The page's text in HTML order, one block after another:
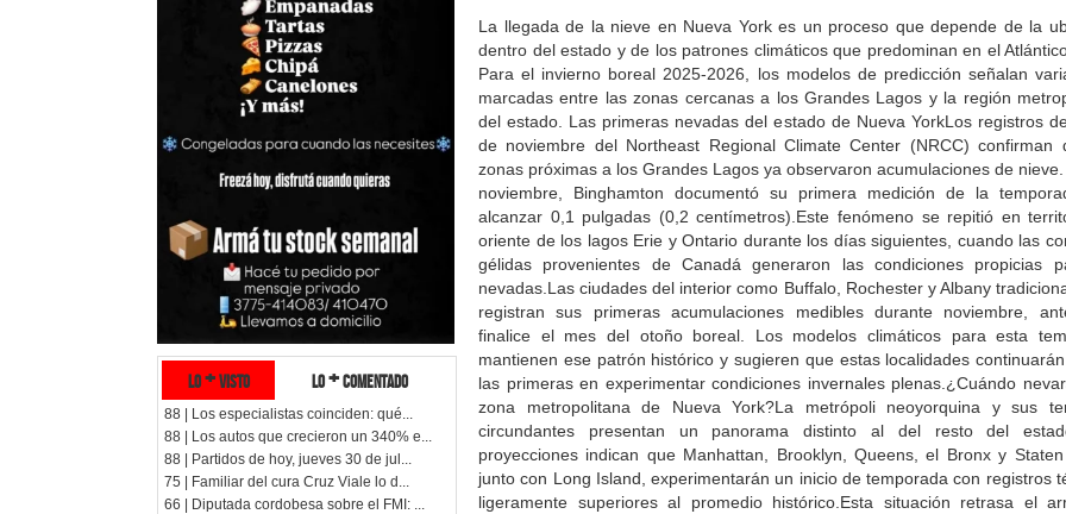
lo + visto lo + comentado
88 | Los especialistas coinciden: qué...
88 | Los autos que crecieron un 340% e...
88 | Partidos de hoy, jueves 30 de jul...
75 | Familiar del cura Cruz Viale lo d...
66 | Diputada cordobesa sobre el FMI: ...
La llegada de la nieve en Nueva York es un proceso que depende de la
dentro del estado y de los patrones climáticos que predominan en el
Para el invierno boreal 2025-2026, los modelos de predicción señalan
marcadas entre las zonas cercanas a los Grandes Lagos y la región
del estado. Las primeras nevadas del estado de Nueva YorkLos registros
de noviembre del Northeast Regional Climate Center (NRCC) confirman
zonas próximas a los Grandes Lagos ya observaron acumulaciones de
noviembre, Binghamton documentó su primera medición de la
alcanzar 0,1 pulgadas (0,2 centímetros).Este fenómeno se repitió en
oriente de los lagos Erie y Ontario durante los días siguientes, cuando las
gélidas provenientes de Canadá generaron las condiciones propicias
nevadas.Las ciudades del interior como Buffalo, Rochester y Albany
registran sus primeras acumulaciones medibles durante noviembre,
finalice el mes del otoño boreal. Los modelos climáticos para esta
mantienen ese patrón histórico y sugieren que estas localidades
las primeras en experimentar condiciones invernales plenas.¿Cuándo
zona metropolitana de Nueva York?La metrópoli neoyorquina y sus
circundantes presentan un panorama distinto al del resto del
proyecciones indican que Manhattan, Brooklyn, Queens, el Bronx y Staten
junto con Long Island, experimentarán un inicio de temporada con registros
ligeramente superiores al promedio histórico.Esta situación retrasa el